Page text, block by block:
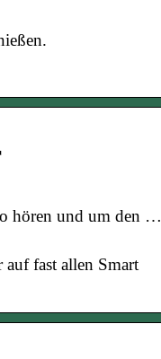
hören und um den …
auf fast allen Smart